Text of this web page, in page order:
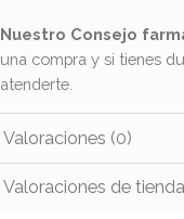
Nuestro Consejo
una compra y si tienes
atenderte.
Valoraciones (0)
Valoraciones de tienda